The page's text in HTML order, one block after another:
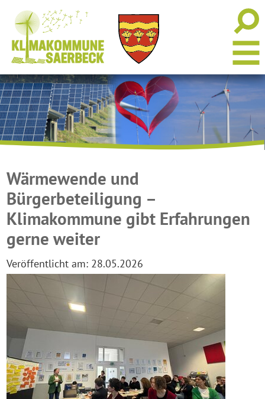
Wärmewende und
Bürgerbeteiligung –
Klimakommune gibt Erfahrungen
gerne weiter
Veröffentlicht am: 28.05.2026